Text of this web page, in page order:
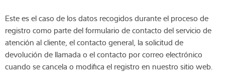
Este es el caso de los datos recogidos durante el proceso de
registro como parte del formulario de contacto del servicio de
atención al cliente, el contacto general, la solicitud de
devolución de llamada o el contacto por correo electrónico
cuando se cancela o modifica el registro en nuestro sitio web.